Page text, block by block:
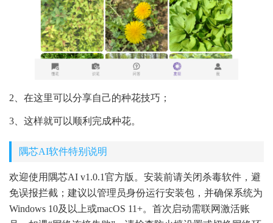
2、在这里可以分享自己的种花技巧；
3、这样就可以顺利完成种花。
隅芯AI软件特别说明
欢迎使用隅芯AI v1.0.1官方版。安装前请关闭杀毒软件，避
免误报拦截；建议以管理员身份运行安装包，并确保系统为
Windows 10及以上或macOS 11+。首次启动需联网激活账